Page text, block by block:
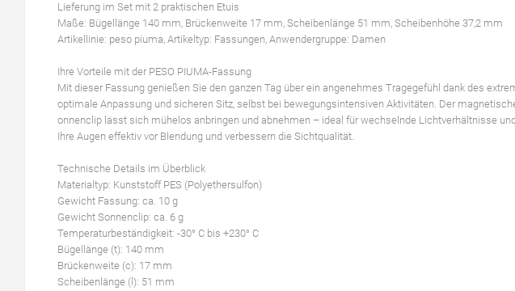
Lieferung im Set mit 2 praktischen Etuis
Maße: Bügellänge 140 mm, Brückenweite 17 mm, Scheibenlänge 51 mm, Scheibenhöhe 37,2 mm
Artikellinie: peso piuma, Artikeltyp: Fassungen, Anwendergruppe: Damen
Ihre Vorteile mit der PESO PIUMA-Fassung
Mit dieser Fassung genießen Sie den ganzen Tag über ein angenehmes Tragegefühl dank des
optimale Anpassung und sicheren Sitz, selbst bei bewegungsintensiven Aktivitäten. Der
onnenclip lässt sich mühelos anbringen und abnehmen – ideal für wechselnde Lichtverhältnisse
Ihre Augen effektiv vor Blendung und verbessern die Sichtqualität.
Technische Details im Überblick
Materialtyp: Kunststoff PES (Polyethersulfon)
Gewicht Fassung: ca. 10 g
Gewicht Sonnenclip: ca. 6 g
Temperaturbeständigkeit: -30° C bis +230° C
Bügellänge (t): 140 mm
Brückenweite (c): 17 mm
Scheibenlänge (l): 51 mm